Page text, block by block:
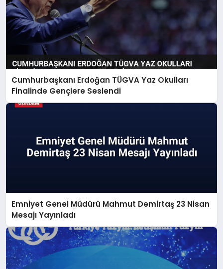
Cumhurbaşkanı Erdoğan TÜGVA Yaz Okulları
Finalinde Gençlere Seslendi
Emniyet Genel Müdürü Mahmut Demirtaş 23 Nisan
Mesajı Yayınladı